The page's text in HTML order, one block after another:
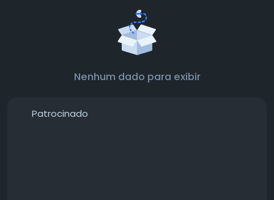
Nenhum dado para exibir
Patrocinado